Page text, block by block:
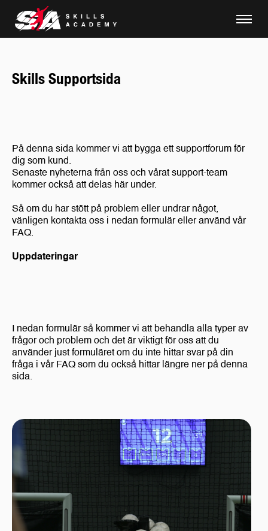
Skills Supportsida
På denna sida kommer vi att bygga ett supportforum för
dig som kund.
Senaste nyheterna från oss och vårat support-team
kommer också att delas här under.
Så om du har stött på problem eller undrar något,
vänligen kontakta oss i nedan formulär eller använd vår
FAQ.
Uppdateringar
I nedan formulär så kommer vi att behandla alla typer av
frågor och problem och det är viktigt för oss att du
använder just formuläret om du inte hittar svar på din
fråga i vår FAQ som du också hittar längre ner på denna
sida.